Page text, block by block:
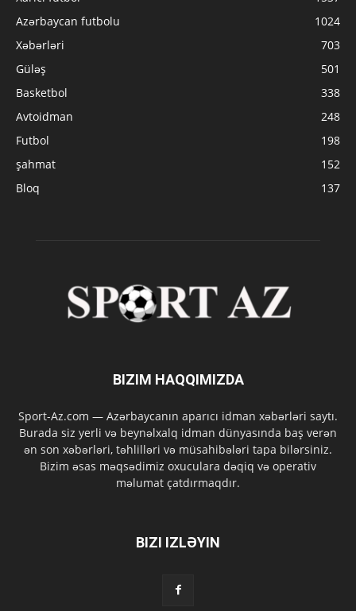
Azərbaycan futbolu
1024
Xəbərləri
703
Güləş
501
Basketbol
338
Avtoidman
248
Futbol
198
şahmat
152
Bloq
137
BIZIM HAQQIMIZDA
Sport-Az.com — Azərbaycanın aparıcı idman xəbərləri saytı.
Burada siz yerli və beynəlxalq idman dünyasında baş verən
ən son xəbərləri, təhlilləri və müsahibələri tapa bilərsiniz.
Bizim əsas məqsədimiz oxuculara dəqiq və operativ
məlumat çatdırmaqdır.
BIZI IZLƏYIN